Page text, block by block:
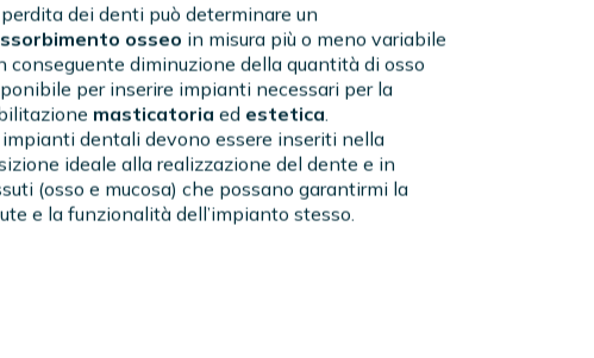
dei denti può determinare un
osseo in misura più o meno variabile
conseguente diminuzione della quantità di osso
per inserire impianti necessari per la
masticatoriaed estetica.
impianti dentali devono essere inseriti nella
ideale alla realizzazione del dente e in
(osso e mucosa) che possano garantirmi la
e la funzionalità dell’impianto stesso.